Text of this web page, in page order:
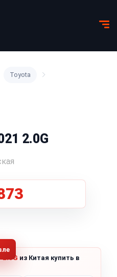
Toyota
2.0G
2.0G из Китая купить в